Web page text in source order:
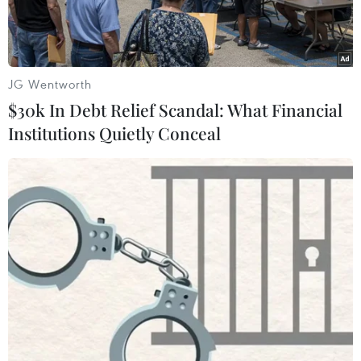
Cựu Thủ tướng Malaysia Najib Razak tới tòa án ở Kuala
Lumpur, Malaysia, ngày 2/4/2024. (Ảnh: ANI/TTXVN)
Một tòa án tại Malaysia ngày 27/11 đã ra phán
quyết cho phép hủy các cáo buộc tham nhũng
liên quan đến vụ bê bối Quỹ đầu tư nhà nước
JG Wentworth
$30k In Debt Relief Scandal: What Financial
Institutions Quietly Conceal